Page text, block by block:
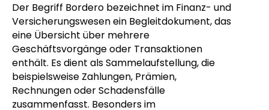
Der Begriff Bordero bezeichnet im Finanz- und
Versicherungswesen ein Begleitdokument, das
eine Übersicht über mehrere
Geschäftsvorgänge oder Transaktionen
enthält. Es dient als Sammelaufstellung, die
beispielsweise Zahlungen, Prämien,
Rechnungen oder Schadensfälle
zusammenfasst. Besonders im